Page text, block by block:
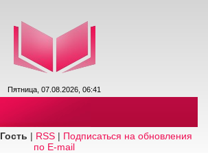
Пятница, 07.08.2026, 06:41
Гость | RSS| Подписаться на обновления
по E-mail